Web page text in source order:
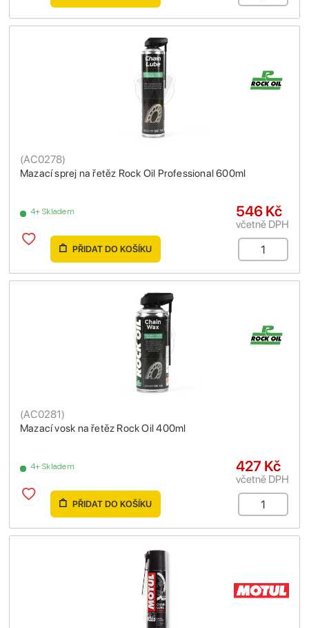
Mazací sprej na řetěz Rock Oil Professional 600ml
(AC0278)
4+ Skladem 546 Kč
včetně DPH
PŘIDAT DO KOŠÍKU
Mazací vosk na řetěz Rock Oil 400ml
(AC0281)
4+ Skladem 427 Kč
včetně DPH
PŘIDAT DO KOŠÍKU